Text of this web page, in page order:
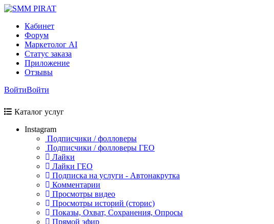
Кабинет
Форум
Маркетолог AI
Статус заказа
Приложение
Отзывы
ВойтиВойти
Каталог услуг
Instagram
Подписчики / фолловеры
Подписчики / фолловеры ГЕО
Лайки
Лайки ГЕО
Подписка на услуги - Автонакрутка
Комментарии
Просмотры видео
Просмотры историй (сторис)
Показы, Охват, Сохранения, Опросы
Прямой эфир